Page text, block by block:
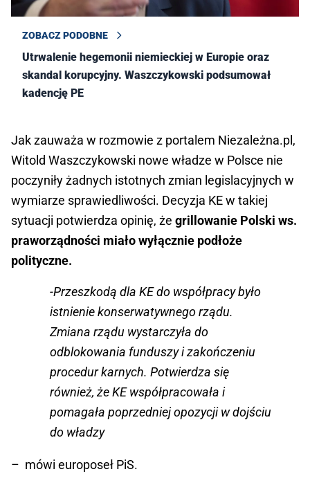
ZOBACZ PODOBNE
Utrwalenie hegemonii niemieckiej w Europie oraz
skandal korupcyjny. Waszczykowski podsumował
kadencję PE
Jak zauważa w rozmowie z portalem Niezależna.pl,
Witold Waszczykowski nowe władze w Polsce nie
poczyniły żadnych istotnych zmian legislacyjnych w
wymiarze sprawiedliwości. Decyzja KE w takiej
sytuacji potwierdza opinię, że grillowanie Polski ws.
praworządności miało wyłącznie podłoże
polityczne.
-Przeszkodą dla KE do współpracy było
istnienie konserwatywnego rządu.
Zmiana rządu wystarczyła do
odblokowania funduszy i zakończeniu
procedur karnych. Potwierdza się
również, że KE współpracowała i
pomagała poprzedniej opozycji w dojściu
do władzy
– mówi europoseł PiS.